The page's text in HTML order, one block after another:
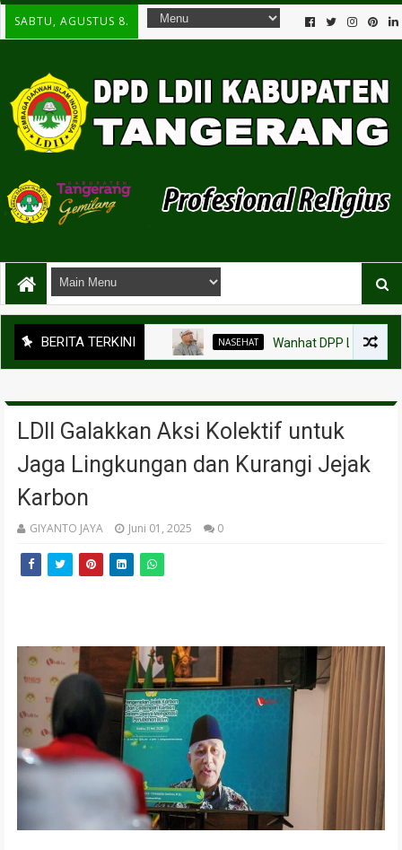
SABTU, AGUSTUS 8.
BERITA TERKINI NASEHAT Wanhat DPP LDII
LDII Galakkan Aksi Kolektif untuk
Jaga Lingkungan dan Kurangi Jejak
Karbon
GIYANTO JAYA Juni 01, 2025 0